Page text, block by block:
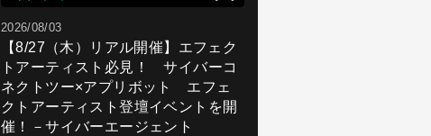
2026/08/03
【8/27（木）リアル開催】エフェク
トアーティスト必見！ サイバーコ
ネクトツー×アプリボット エフェ
クトアーティスト登壇イベントを開
催！－サイバーエージェント